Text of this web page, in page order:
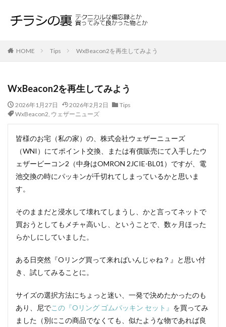
HOME Tips WxBeacon2を再生してみよう
WxBeacon2を再生してみよう
2026年1月27日 2026年2月2日
Tips
WxBeacon2, ウェザーニューズ
皆様のお宅（私の家）の、株式会社ウェザーニューズ
（WNI）にてポイント交換、または有償販売にて入手したウ
ェザービーコン2（中身はOMRON 2JCIE-BL01）ですが、電
池交換の時にパッキンが千切れてしまっているかと思いま
す。
そのままだと浸水して壊れてしまうし、かと言ってネットで
買おうとしてもメチャ高いし、ということで、数ヶ月ほった
らかしにしていました。
ある日突然『Oリング買って来ればいんじゃね？』と思い付
き、試してみることに。
サイズの選択方法にちょっと迷い、一発で決めたかったのも
あり、尼でこの『Oリング ゴムパッキン セット』 を買ってみ
ました（別にこの商品でなくても、似たような物であれば良